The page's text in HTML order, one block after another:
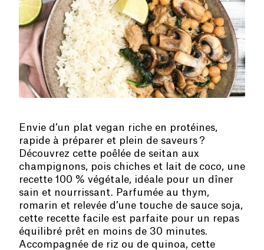
Envie d’un plat vegan riche en protéines,
rapide à préparer et plein de saveurs ?
Découvrez cette poêlée de seitan aux
champignons, pois chiches et lait de coco, une
recette 100 % végétale, idéale pour un dîner
sain et nourrissant. Parfumée au thym,
romarin et relevée d’une touche de sauce soja,
cette recette facile est parfaite pour un repas
équilibré prêt en moins de 30 minutes.
Accompagnée de riz ou de quinoa, cette